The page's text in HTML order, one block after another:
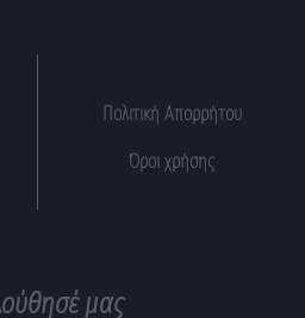
Πολιτική Απορρήτου
Όροι χρήσης
μας